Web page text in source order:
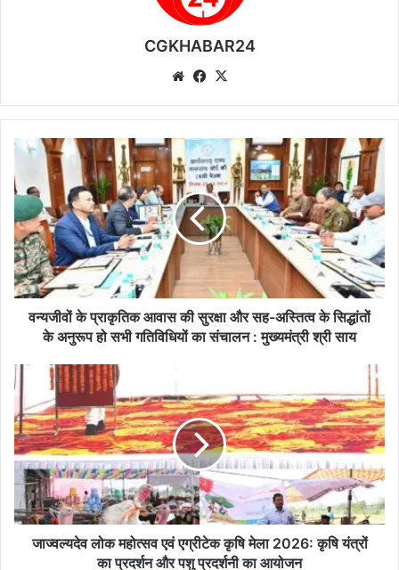
CGKHABAR24
We
te
Fa
bo
ok
व
जी
वों
के
प्रा
कृ
ति
क
की
सु
र
क्षा
औ
र
स
-
वन्यजीवों के प्राकृतिक आवास की सुरक्षा और सह-अस्तित्व के सिद्धांतों
के अनुरूप हो सभी गतिविधियों का संचालन : मुख्यमंत्री श्री साय
जा
ज्व
ल्य
दे
व
लो
क
हो
जाज्वल्यदेव लोक महोत्सव एवं एग्रीटेक कृषि मेला 2026: कृषि यंत्रों
का प्रदर्शन और पशु प्रदर्शनी का आयोजन